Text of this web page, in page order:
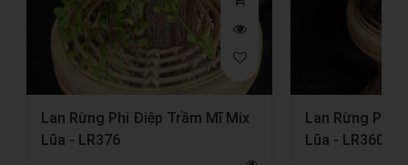
Lan Rừng Phi Điệp Trầm Mĩ Mix
Lũa - LR360
Lan Rừng Phi
Lũa - LR354